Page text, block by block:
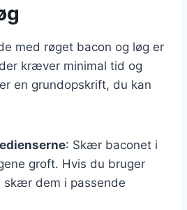
med røget bacon og løg er
kræver minimal tid og
en grundopskrift, du kan
: Skær baconet i
groft. Hvis du bruger
skær dem i passende